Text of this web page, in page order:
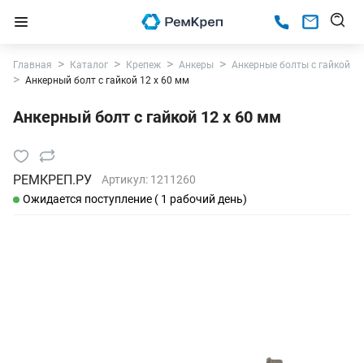
Главная Каталог Крепеж Анкеры
Анкерные болты с гайкой
Анкерный болт с гайкой 12 х 60 мм
Анкерный болт с гайкой 12 х 60 мм
РЕМКРЕП.РУ Артикул: 1211260
Ожидается поступление ( 1 рабочий день)